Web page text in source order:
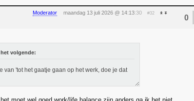
Moderator maandag 13 juli 2026 @ 14:13:30 #32
het volgende:
van 'tot het gaatje gaan op het werk, doe je dat